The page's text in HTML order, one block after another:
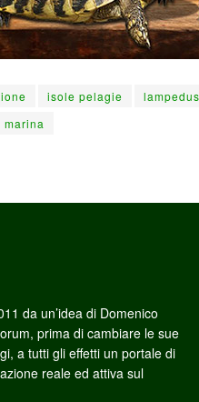
isole pelagie
marina
da un’idea di Domenico
prima di cambiare le sue
a tutti gli effetti un portale di
reale ed attiva sul